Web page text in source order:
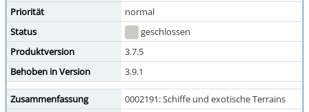
Priorität
normal
Status
geschlossen
Produktversion
3.7.5
Behoben in Version
3.9.1
Zusammenfassung
0002191: Schiffe und exotische Terrains